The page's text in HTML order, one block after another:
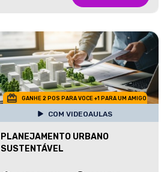
GANHE 2 POS PARA VOCE +1 PARA UM AMIGO
COM VIDEOAULAS
PLANEJAMENTO URBANO
SUSTENTÁVEL